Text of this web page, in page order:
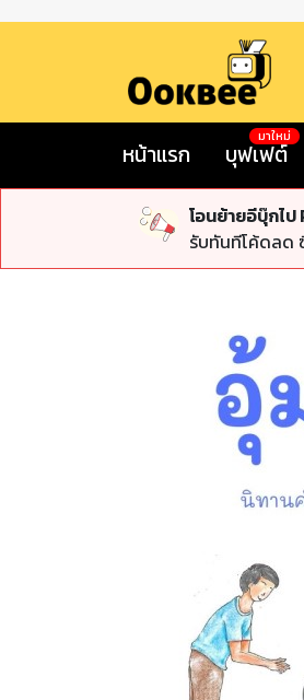
หน้าแรก บุฟเฟต์
มาใหม่
โอนย้ายอีบุ๊กไ
รับทันทีโค้ดลด